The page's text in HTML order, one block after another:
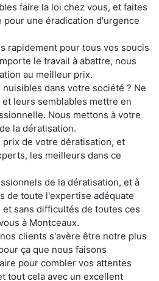
faire la loi chez vous, et faites
pour une éradication d'urgence
rapidement pour tous vos soucis
le travail à abattre, nous
au meilleur prix.
dans votre société ? Ne
leurs semblables mettre en
Nous mettons à votre
la dératisation.
de votre dératisation, et
les meilleurs dans ce
de la dératisation, et à
de toute l'expertise adéquate
sans difficultés de toutes ces
à Montceaux.
clients s'avère être notre plus
ça que nous faisons
pour combler vos attentes
tout cela avec un excellent